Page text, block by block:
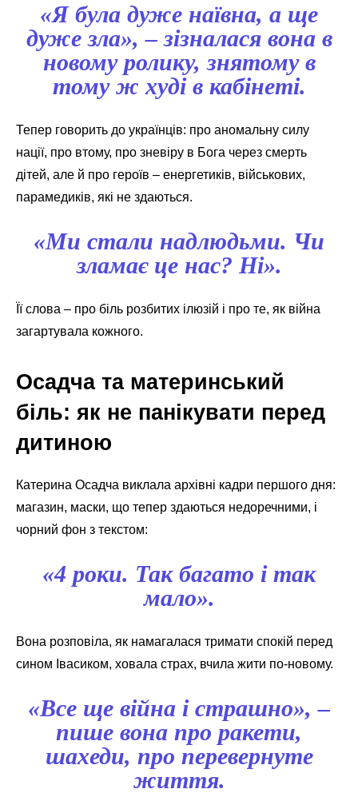
«Я була дуже наївна, а ще
дуже зла», – зізналася вона в
новому ролику, знятому в
тому ж худі в кабінеті.
Тепер говорить до українців: про аномальну силу
нації, про втому, про зневіру в Бога через смерть
дітей, але й про героїв – енергетиків, військових,
парамедиків, які не здаються.
«Ми стали надлюдьми. Чи
зламає це нас? Ні».
Її слова – про біль розбитих ілюзій і про те, як війна
загартувала кожного.
Осадча та материнський
біль: як не панікувати перед
дитиною
Катерина Осадча виклала архівні кадри першого дня:
магазин, маски, що тепер здаються недоречними, і
чорний фон з текстом:
«4 роки. Так багато і так
мало».
Вона розповіла, як намагалася тримати спокій перед
сином Івасиком, ховала страх, вчила жити по-новому.
«Все ще війна і страшно», –
пише вона про ракети,
шахеди, про перевернуте
життя.